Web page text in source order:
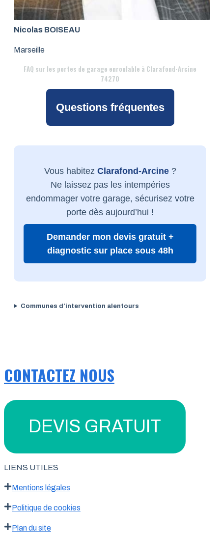
Nicolas BOISEAU
Marseille
FAQ sur les portes de garage enroulable à Clarafond-Arcine
74270
Questions fréquentes
Vous habitez Clarafond-Arcine?
Ne laissez pas les intempéries
endommager votre garage, sécurisez votre
porte dès aujourd’hui !
Demander mon devis gratuit +
diagnostic sur place sous 48h
Communes d’intervention alentours
CONTACTEZ NOUS
DEVIS GRATUIT
LIENS UTILES
Mentions légales
Politique de cookies
Plan du site